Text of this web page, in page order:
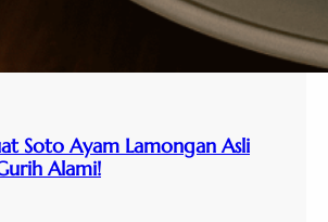
Soto Ayam Lamongan Asli
Alami!